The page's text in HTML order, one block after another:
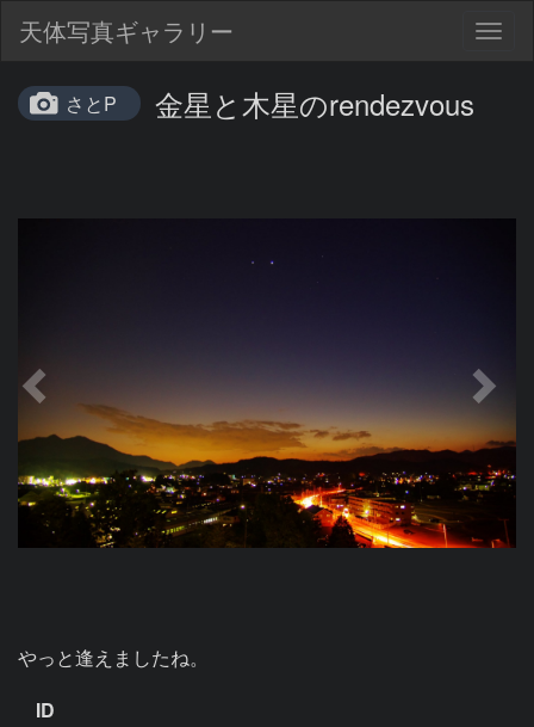
天体写真ギャラリー
さとP 金星と木星のrendezvous
やっと逢えましたね。
ID